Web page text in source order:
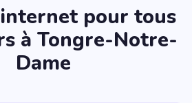
internet pour tous
à Tongre-Notre-
Dame